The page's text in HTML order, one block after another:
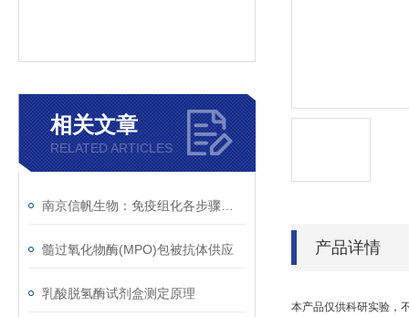
相关文章
RELATED ARTICLES
髓过氧化物酶(MPO)包被抗体供应
乳酸脱氢酶试剂盒测定原理
产品详情
本产品仅供科研实验，